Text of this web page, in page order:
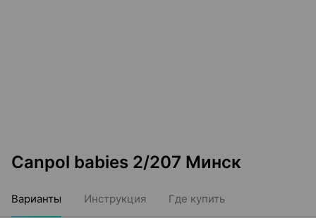
Canpol babies 2/207 Минск
Варианты Инструкция Где купить